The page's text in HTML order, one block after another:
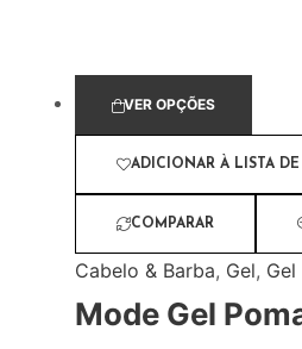
VER OPÇÕES
ADICIONAR À LISTA DE
COMPARAR
Cabelo & Barba, Gel, Gel
Mode Gel